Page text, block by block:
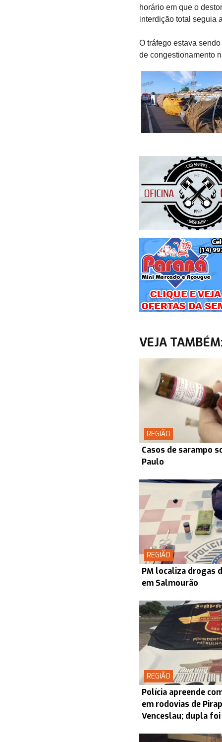
horário em que o
interdição total seguia
O tráfego estava
de congestionamento
VEJA
REGIÃO
Casos de sarampo
Paulo
REGIÃO
PM localiza drogas
em Salmourão
REGIÃO
Polícia apreende
em rodovias de
Venceslau; dupla